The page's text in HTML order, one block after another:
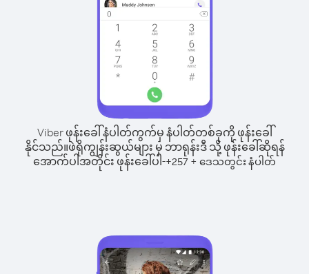
Viber ဖုန်းခေါ်နံပါတ်ကွက်မှ နံပါတ်တစ်ခုကို ဖုန်းခေါ်
နိုင်သည်။ဖဲရိုကျွန်းဆွယ်များ မှ ဘာရုန်းဒီ သို့ ဖုန်းခေါ်ဆိုရန်
အောက်ပါအတိုင်း ဖုန်းခေါ်ပါ-+257 + ဒေသတွင်း နံပါတ်